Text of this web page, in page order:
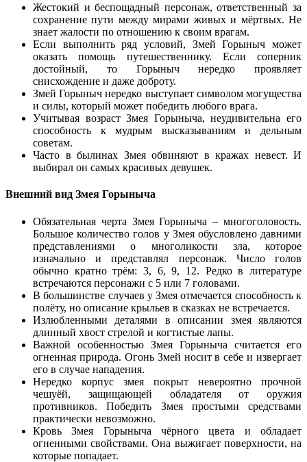
Жестокий и беспощадный персонаж, ответственный за
сохранение пути между мирами живых и мёртвых. Не
знает жалости по отношению к своим врагам.
Если выполнить ряд условий, Змей Горыныч может
оказать помощь путешественнику. Если соперник
достойный, то Горыныч нередко проявляет
снисхождение и даже доброту.
Змей Горыныч нередко выступает символом могущества
и силы, который может победить любого врага.
Учитывая возраст Змея Горыныча, неудивительна его
способность к мудрым высказываниям и дельным
советам.
Часто в былинах Змея обвиняют в кражах невест. И
выбирал он самых красивых девушек.
Внешний вид Змея Горыныча
Обязательная черта Змея Горыныча – многоголовость.
Большое количество голов у Змея обусловлено давними
представлениями о многоликости зла, которое
изначально и представлял персонаж. Число голов
обычно кратно трём: 3, 6, 9, 12. Редко в литературе
встречаются персонажи с 5 или 7 головами.
В большинстве случаев у Змея отмечается способность к
полёту, но описание крыльев в сказках не встречается.
Излюбленными деталями в описании змея являются
длинный хвост стрелой и когтистые лапы.
Важной особенностью Змея Горыныча считается его
огненная природа. Огонь Змей носит в себе и извергает
его в случае нападения.
Нередко корпус змея покрыт невероятно прочной
чешуёй, защищающей обладателя от оружия
противников. Победить Змея простыми средствами
практически невозможно.
Кровь Змея Горыныча чёрного цвета и обладает
огненными свойствами. Она выжигает поверхности, на
которые попадает.